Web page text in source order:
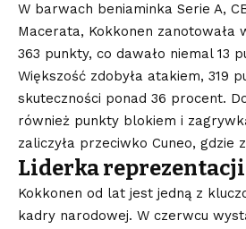
W barwach beniaminka Serie A,
Macerata, Kokkonen zanotowała
363 punkty, co dawało niemal 13
Większość zdobyła atakiem, 319
skuteczności ponad 36 procent.
również punkty blokiem i
zaliczyła przeciwko Cuneo, gdzie
Liderka
Kokkonen od lat jest jedną z
kadry narodowej. W czerwcu